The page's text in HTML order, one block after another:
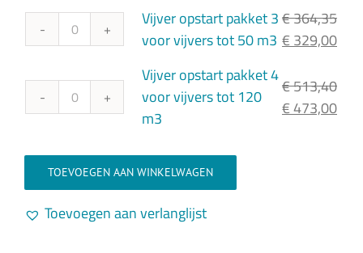
vijvers
tot
m3
aantal
pakket
2
vijvers
tot
aantal
was:
€ 175,40.
is:
€
Vijver
pakket
3
tot
50
m3
Vijver opstart pakket 3
voor vijvers tot 50 m3
€364,35
was:
€ 364,35.
€329,00
is:
€
Vijver
pakket
4
voor
vijvers
Vijver opstart pakket 4
voor vijvers tot 120
m3
€513,40
€473,00
TOEVOEGEN AAN WINKELWAGEN
Toevoegen aan verlanglijst